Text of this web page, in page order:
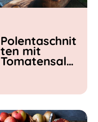
Polentaschnit
ten mit
Tomatensalat